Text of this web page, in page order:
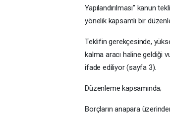
Yapılandırılması” kanun
yönelik kapsamlı bir
Teklifin gerekçesinde,
kalma aracı haline geldiği
ifade ediliyor (sayfa 3).
Düzenleme kapsamında;
Borçların anapara